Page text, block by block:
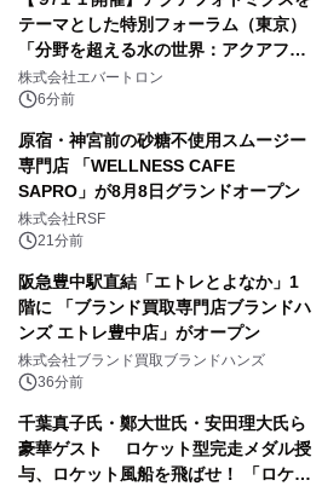
テーマとした特別フォーラム（東京）
「分野を超える水の世界：アクアフォ
トミクスが切り拓く新しい科学の地
平」を開催
株式会社エバートロン
6分前
原宿・神宮前の砂糖不使用スムージー
専門店 「WELLNESS CAFE
SAPRO」が8月8日グランドオープン
株式会社RSF
21分前
阪急豊中駅直結「エトレとよなか」1
階に 「ブランド買取専門店ブランドハ
ンズ エトレ豊中店」がオープン
株式会社ブランド買取ブランドハンズ
36分前
千葉真子氏・鄭大世氏・安田理大氏ら
豪華ゲスト ロケット型完走メダル授
与、ロケット風船を飛ばせ！ 「ロケッ